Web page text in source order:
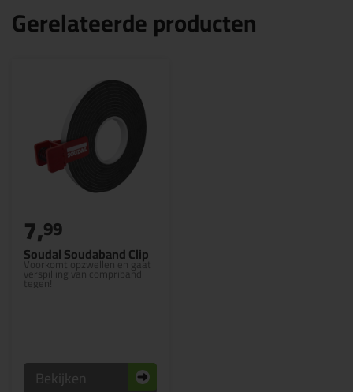
Gerelateerde producten
Soudal Soudaband Clip
Voorkomt opzwellen en gaat
verspilling van compriband
tegen!
7,99
Bekijken